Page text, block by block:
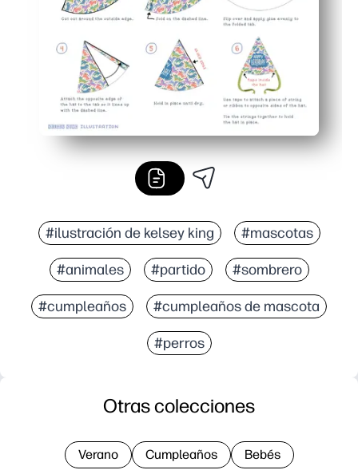
#ilustración de kelsey king #mascotas
#animales #partido #sombrero
#cumpleaños #cumpleaños de mascota
#perros
Otras colecciones
Verano Cumpleaños Bebés